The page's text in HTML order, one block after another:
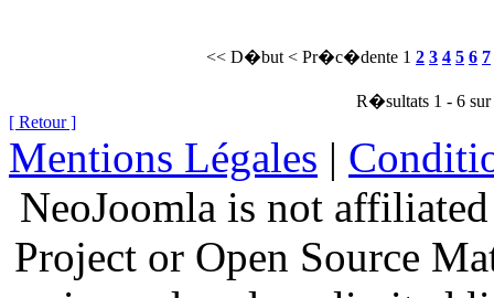
<< D�but < Pr�c�dente 1 2 3 4 5 6 7
R�sultats 1 - 6 sur
[ Retour ]
Mentions Légales |
NeoJoomla is not
Project or Open Source